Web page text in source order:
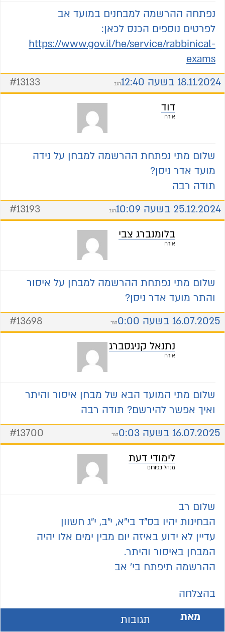
נפתחה ההרשמה למבחנים במועד אב
לפרטים נוספים הכנס לכאן:
https://www.gov.il/he/service/rabbinical-
exams
18.11.2024 בשעה 12:40
#13133 הגב
דוד
אורח
שלום מתי נפתחת ההרשמה למבחן על נידה
מועד אדר ניסן?
תודה רבה
25.12.2024 בשעה 10:09
#13193 הגב
בלומנברג צבי
אורח
שלום מתי נפתחת ההרשמה למבחן על איסור
והתר מועד אדר ניסן?
16.07.2025 בשעה 0:00
#13698 הגב
נתנאל קניגסברג
אורח
שלום מתי המועד הבא של מבחן איסור והיתר
ואיך אפשר להירשם? תודה רבה
16.07.2025 בשעה 0:03
#13700 הגב
לימודי דעת
מנהל בפורום
שלום רב
הבחינות יהיו בס"ד בי"א, י"ב, י"ג חשוון
עדיין לא ידוע באיזה יום מבין ימים אלו יהיה
המבחן באיסור והיתר.
ההרשמה תיפתח בי' אב
בהצלחה
מאת
תגובות